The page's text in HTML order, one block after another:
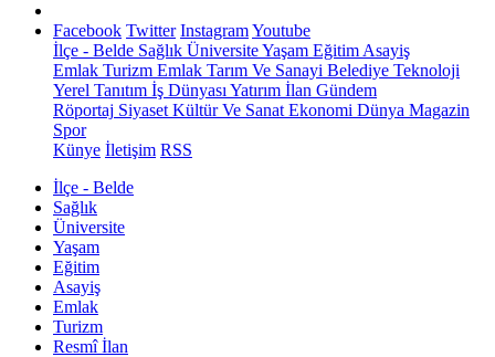
Facebook Twitter InstagramYoutube
İlçe - Belde Sağlık ÜniversiteYaşam Eğitim Asayiş
Emlak Turizm Emlak Tarım Ve Sanayi Belediye Teknoloji
Yerel Tanıtım İş Dünyası Yatırım İlan Gündem
Röportaj Siyaset Kültür Ve Sanat Ekonomi Dünya Magazin
Spor
Künye İletişim RSS
İlçe - Belde
Sağlık
Üniversite
Yaşam
Eğitim
Asayiş
Emlak
Turizm
Resmî İlan